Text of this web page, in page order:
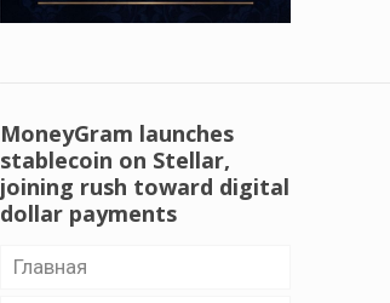
MoneyGram launches
stablecoin on Stellar,
joining rush toward digital
dollar payments
Главная